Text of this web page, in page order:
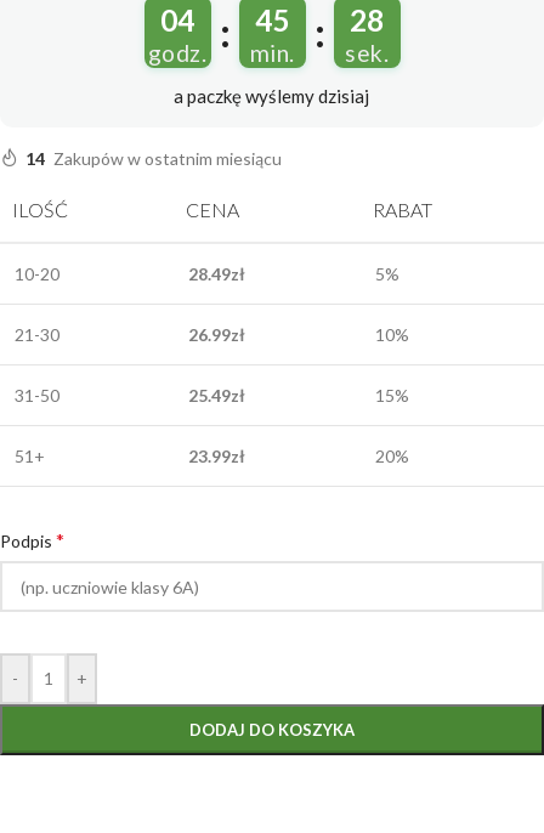
04
godz. : 45
min. : 28
sek.
a paczkę wyślemydzisiaj
14 Zakupów w ostatnim miesiącu
ILOŚĆ CENA RABAT
10-20 28.49zł 5%
21-30 26.99zł 10%
31-50 25.49zł 15%
51+ 23.99zł 20%
Podpis *
- +
DODAJ DO KOSZYKA